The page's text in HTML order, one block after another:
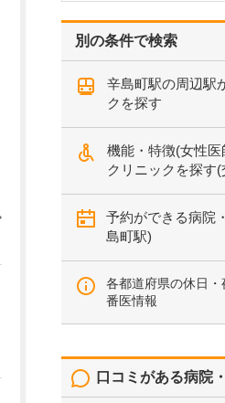
別の条件で検索
辛島町駅の周辺駅
クを探す
機能・特徴(女性医
クリニックを探す
予約ができる病院
島町駅)
各都道府県の休日
番医情報
口コミがある病院